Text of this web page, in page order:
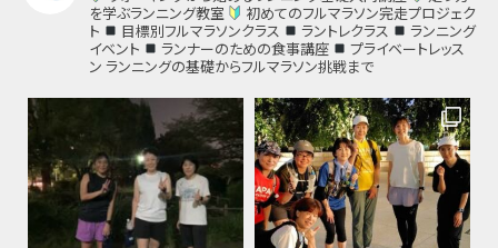
を学ぶランニング教室
初めてのフルマラソン完走プロジェク
ト
目標別フルマラソンクラス ラントレクラス
ランニング
イベント
ランナーのための食事講座
プライベートレッス
ン ランニングの基礎からフルマラソン挑戦まで